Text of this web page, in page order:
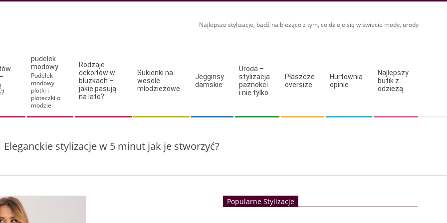
Najlepsze stylizacje, bądź na bieżąco z tym, co dzieje się w świecie mody, urody
pudelek
modowy
Pudelek
modowy
plotki i
ploteczki o
modzie
Rodzaje
dekoltów w
bluzkach –
jakie pasują
na lato?
Sukienki na
wesele
młodzieżowe
Jegginsy
damskie
Uroda –
stylizacja
paznokci
i nie tylko
Płaszcze
oversize
Hurtownia
opinie
Najlepszy
butik z
odzieżą
Eleganckie stylizacje w 5 minut jak je stworzyć?
Popularne Stylizacje